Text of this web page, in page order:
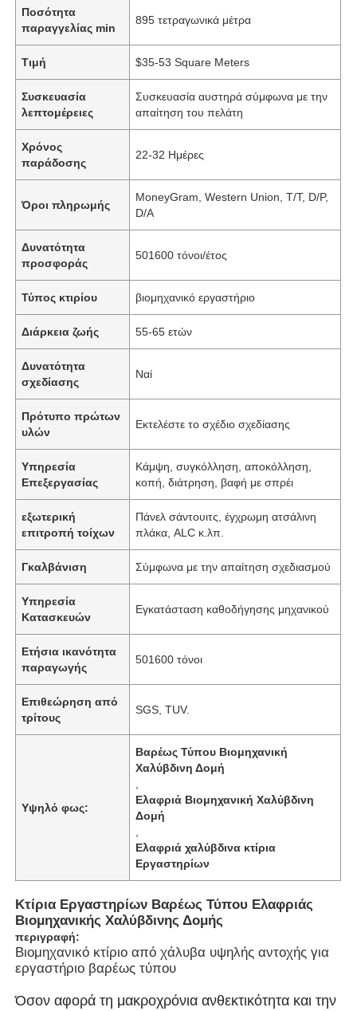
Αρχική Σελίδα
Προϊόντα
Βίντεο
Ποσότητα
παραγγελίας min
895 τετραγωνικά μέτρα
Τιμή $35-53 Square Meters
Συσκευασία
λεπτομέρειες
Συσκευασία αυστηρά σύμφωνα με την
απαίτηση του πελάτη
Χρόνος
παράδοσης
22-32 Ημέρες
Όροι πληρωμής
MoneyGram, Western Union, T/T, D/P,
D/A
Δυνατότητα
προσφοράς
501600 τόνοι/έτος
Τύπος κτιρίου βιομηχανικό εργαστήριο
Διάρκεια ζωής 55-65 ετών
Δυνατότητα
σχεδίασης
Ναί
Πρότυπο πρώτων
υλών
Εκτελέστε το σχέδιο σχεδίασης
Υπηρεσία
Επεξεργασίας
Κάμψη, συγκόλληση, αποκόλληση,
κοπή, διάτρηση, βαφή με σπρέι
εξωτερική
επιτροπή τοίχων
Πάνελ σάντουιτς, έγχρωμη ατσάλινη
πλάκα, ALC κ.λπ.
Γκαλβάνιση Σύμφωνα με την απαίτηση σχεδιασμού
Υπηρεσία
Κατασκευών
Εγκατάσταση καθοδήγησης μηχανικού
Ετήσια ικανότητα
παραγωγής
501600 τόνοι
Επιθεώρηση από
τρίτους
SGS, TUV.
Υψηλό φως:
Βαρέως Τύπου Βιομηχανική
Χαλύβδινη Δομή
Ελαφριά Βιομηχανική Χαλύβδινη
Δομή
Ελαφριά χαλύβδινα κτίρια
Εργαστηρίων
Κτίρια Εργαστηρίων Βαρέως Τύπου Ελαφριάς
Βιομηχανικής Χαλύβδινης Δομής
περιγραφή:
Βιομηχανικό κτίριο από χάλυβα υψηλής αντοχής για
εργαστήριο βαρέως τύπου
Όσον αφορά τη μακροχρόνια ανθεκτικότητα και την